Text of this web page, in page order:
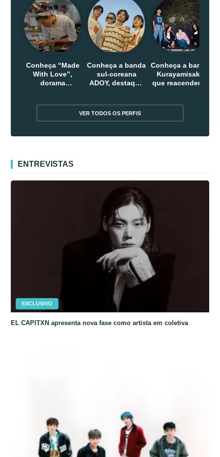
Conheça “Made
With Love”,
dorama
Conheça a banda
sul-coreana
ADOY, destaque
Conheça a banda
Kurayamisaka
que reacendeu o
VER TODOS OS PERFIS
ENTREVISTAS
EXCLUSIVO
EL CAPITXN apresenta nova fase como artista em coletiva